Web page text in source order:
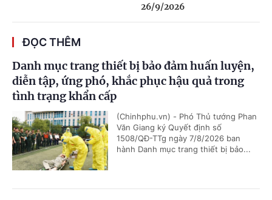
26/9/2026
ĐỌC THÊM
Danh mục trang thiết bị bảo đảm huấn luyện,
diễn tập, ứng phó, khắc phục hậu quả trong
tình trạng khẩn cấp
(Chinhphu.vn) - Phó Thủ tướng Phan
Văn Giang ký Quyết định số
1508/QĐ-TTg ngày 7/8/2026 ban
hành Danh mục trang thiết bị bảo...